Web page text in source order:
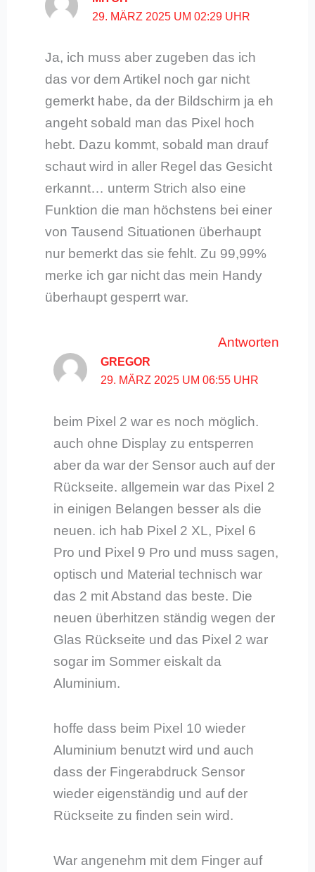
29. MÄRZ 2025 UM 02:29 UHR
Ja, ich muss aber zugeben das ich
das vor dem Artikel noch gar nicht
gemerkt habe, da der Bildschirm ja eh
angeht sobald man das Pixel hoch
hebt. Dazu kommt, sobald man drauf
schaut wird in aller Regel das Gesicht
erkannt… unterm Strich also eine
Funktion die man höchstens bei einer
von Tausend Situationen überhaupt
nur bemerkt das sie fehlt. Zu 99,99%
merke ich gar nicht das mein Handy
überhaupt gesperrt war.
Antworten
GREGOR
29. MÄRZ 2025 UM 06:55 UHR
beim Pixel 2 war es noch möglich.
auch ohne Display zu entsperren
aber da war der Sensor auch auf der
Rückseite. allgemein war das Pixel 2
in einigen Belangen besser als die
neuen. ich hab Pixel 2 XL, Pixel 6
Pro und Pixel 9 Pro und muss sagen,
optisch und Material technisch war
das 2 mit Abstand das beste. Die
neuen überhitzen ständig wegen der
Glas Rückseite und das Pixel 2 war
sogar im Sommer eiskalt da
Aluminium.
hoffe dass beim Pixel 10 wieder
Aluminium benutzt wird und auch
dass der Fingerabdruck Sensor
wieder eigenständig und auf der
Rückseite zu finden sein wird.
War angenehm mit dem Finger auf